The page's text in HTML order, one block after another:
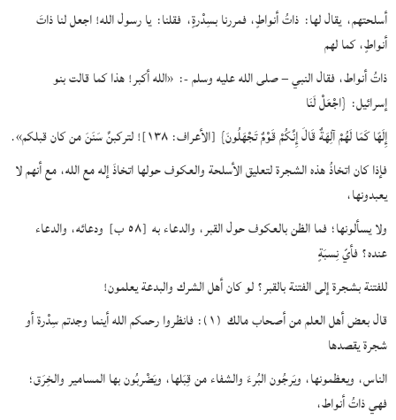
أسلحتهم، يقال لها: ذاتُ أنواطٍ، فمررنا بسِدْرةٍ، فقلنا: يا رسول الله! اجعل لنا ذاتَ
أنواطٍ، كما لهم
ذاتُ أنواط، فقال النبي – صلى الله عليه وسلم -: «الله أكبر! هذا كما قالت بنو
إسرائيل: {اجْعَلْ لَنَا
إِلَهًا كَمَا لَهُمْ آلِهَةٌ قَالَ إِنَّكُمْ قَوْمٌ تَجْهَلُونَ} [الأعراف: ١٣٨] ! لتركبنَّ سَنَنَ من كان قبلكم».
فإذا كان اتخاذُ هذه الشجرة لتعليق الأسلحة والعكوف حولها اتخاذَ إله مع الله، مع أنهم لا
يعبدونها،
ولا يسألونها؛ فما الظن بالعكوف حول القبر، والدعاء به [٥٨ ب]
ودعائه، والدعاء
عنده؟ فأيّ نِسبَةٍ
للفتنة بشجرة إلى الفتنة بالقبر؟ لو كان أهل الشرك والبدعة يعلمون!
قال بعض أهل العلم من أصحاب مالك (١)
: فانظروا رحمكم الله أينما وجدتم سِدْرة أو
شجرة يقصدها
الناس، ويعظمونها، ويَرجُون البُرءَ والشفاء من قِبَلها، ويَضْربُون بها المسامير والخِرَق؛
فهي ذاتُ أنواط،